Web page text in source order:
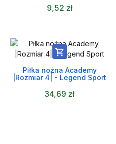
9,52 zł

Piłka nożna Academy
|Rozmiar 4| - Legend Sport
34,69 zł